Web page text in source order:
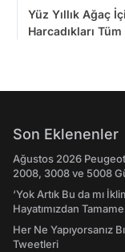
Yüz Yıllık Ağaç
Harcadıkları
Son Eklenenler
Ağustos 2026
2008, 3008 ve 5008
‘Yok Artık Bu da mı
Hayatımızdan
Her Ne Yapıyorsanız
Tweetleri